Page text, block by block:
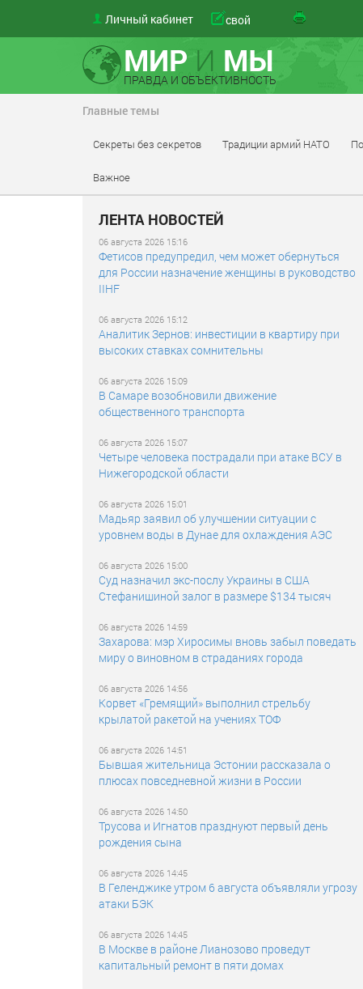
Личный кабинет
МИР И МЫ
ПРАВДА И ОБЪЕКТИВНОСТЬ
Главные темы
Секреты без секретов Традиции армий НАТО
Важное
ЛЕНТА НОВОСТЕЙ
06 августа 2026 15:16
Фетисов предупредил, чем может обернуться
для России назначение женщины в руководство
IIHF
06 августа 2026 15:12
Аналитик Зернов: инвестиции в квартиру при
высоких ставках сомнительны
06 августа 2026 15:09
В Самаре возобновили движение
общественного транспорта
06 августа 2026 15:07
Четыре человека пострадали при атаке ВСУ в
Нижегородской области
06 августа 2026 15:01
Мадьяр заявил об улучшении ситуации с
уровнем воды в Дунае для охлаждения АЭС
06 августа 2026 15:00
Суд назначил экс-послу Украины в США
Стефанишиной залог в размере $134 тысяч
06 августа 2026 14:59
Захарова: мэр Хиросимы вновь забыл поведать
миру о виновном в страданиях города
06 августа 2026 14:56
Корвет «Гремящий» выполнил стрельбу
крылатой ракетой на учениях ТОФ
06 августа 2026 14:51
Бывшая жительница Эстонии рассказала о
плюсах повседневной жизни в России
06 августа 2026 14:50
Трусова и Игнатов празднуют первый день
рождения сына
06 августа 2026 14:45
В Геленджике утром 6 августа объявляли угрозу
атаки БЭК
06 августа 2026 14:45
В Москве в районе Лианозово проведут
капитальный ремонт в пяти домах